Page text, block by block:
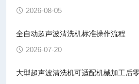
2026-08-05
全自动超声波清洗机标准操作流程
2026-07-20
大型超声波清洗机可适配机械加工后